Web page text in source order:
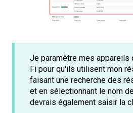
Je paramètre mes appareils
Fi pour qu'ils utilisent mon
faisant une recherche des
et en sélectionnant le nom
devrais également saisir la